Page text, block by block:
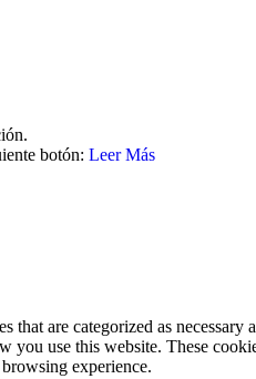
botón: Leer Más
are categorized as necessary
you use this website. These
experience.